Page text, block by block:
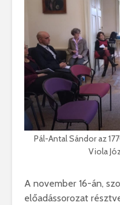
Pál-Antal Sándor az
Viola
A november 16-án,
előadássorozat